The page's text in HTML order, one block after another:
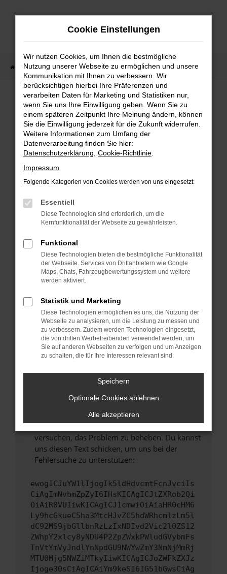
Zum
Startseite Fahrzeugangebote Fahrzeugbestand
FEHLER: NETWORK ERROR
Beim Laden ist ein Fehler aufgetreten.
Hier sind ein paar Tipps, die dir helfen können:
Überprüfe deine Firewall und deine
Laden andere Webseiten, zum Beispiel deine
Suchmaschine?
Prüfe deine Browsererweiterungen.
Manche Erweiterungen, wie Werbeblocker,
verhindern. Funktioniert die Seite in einem
anderen Browser oder in einem privaten
Fenster?
Starte dein Gerät neu.
Probleme zu beheben.
Stelle sicher, dass dein Browser und dein
Betriebssystem auf dem neuesten Stand
sind.
Veraltete Software birgt nicht nur ein
führen, dass bestimmte Funktionen nicht mehr
Wende dich an den Webseitenbetreiber.
Wenn du alle oben genannten Schritte versucht
hast, kontaktiere uns bitte. Wir werden
versuchen, das Problem zu beheben. Du kannst
uns diesen Text schicken, um uns bei der
Fehlersuche zu unterstützen:
ewogICJuYW1lIjogIk5ldHdvcmtFcnJvciIs
CiAgImNvbmZpZyI6IHsKICAgICJtZXRob2Qi
OiAiR0VUIiwKICAgICJ1cmwiOiAiaHR0cHM6
Ly9hcGkueC5ha3MtcHJvZC5hdWRhcmlzLm5l
dC92MS9jbGllbnRzLzIxNDIvd2Vic2l0ZS12
ZWhpY2xlcy8yNDU4P2ZpZWxkPWludGVybmFs
TnVtYmVyJndlYnNpdGU9NWYwZmY3NmNjMmRj
MTU0Mjg5NWZiMTkyIiwKICAgICJoZWFkZXJz
Ijoge30sCiAgICAiYm9keSI6IG51bGwsCiAg
Cookie Einstellungen
Wir nutzen Cookies, um Ihnen die bestmögliche
Nutzung unserer Webseite zu ermöglichen und unsere
Kommunikation mit Ihnen zu verbessern. Wir
berücksichtigen hierbei Ihre Präferenzen und
verarbeiten Daten für Marketing und Statistiken nur,
wenn Sie uns Ihre Einwilligung geben. Wenn Sie zu
einem späteren Zeitpunkt Ihre Meinung ändern, können
Sie die Einwilligung jederzeit für die Zukunft widerrufen.
Weitere Informationen zum Umfang der
Datenverarbeitung finden Sie hier:
Datenschutzerklärung Cookie-Richtlinie
Impressum
Folgende Kategorien von Cookies werden von uns eingesetzt:
Essentiell
Diese Technologien sind erforderlich, um die
Kernfunktionalität der Webseite zu gewährleisten.
Funktional
Diese Technologien bieten die bestmögliche Funktionalität
der Webseite. Services von Drittanbietern wie Google
Maps, Chats, Fahrzeugbewertungssystem und weitere
werden aktiviert.
Statistik und Marketing
Diese Technologien ermöglichen es uns, die Nutzung der
Webseite zu analysieren, um die Leistung zu messen und
zu verbessern. Zudem werden Technologien eingesetzt,
die von dritten Werbetreibenden verwendet werden, um
Sie auf anderen Webseiten zu verfolgen und um Anzeigen
zu schalten, die für Ihre Interessen relevant sind.
Speichern
Optionale Cookies ablehnen
Alle akzeptieren